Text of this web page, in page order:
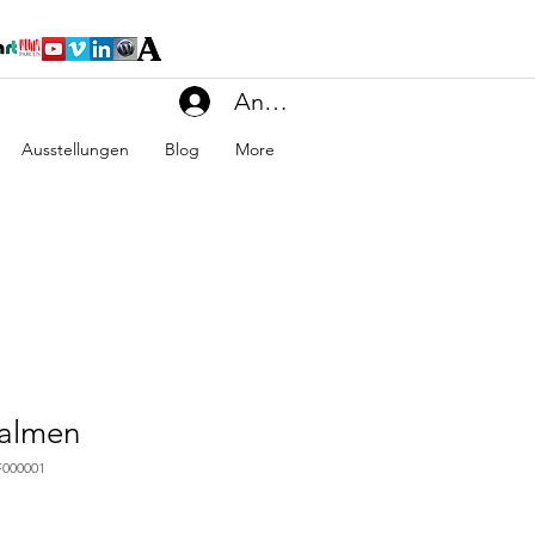
Ausstellungen Blog More
Anmelden